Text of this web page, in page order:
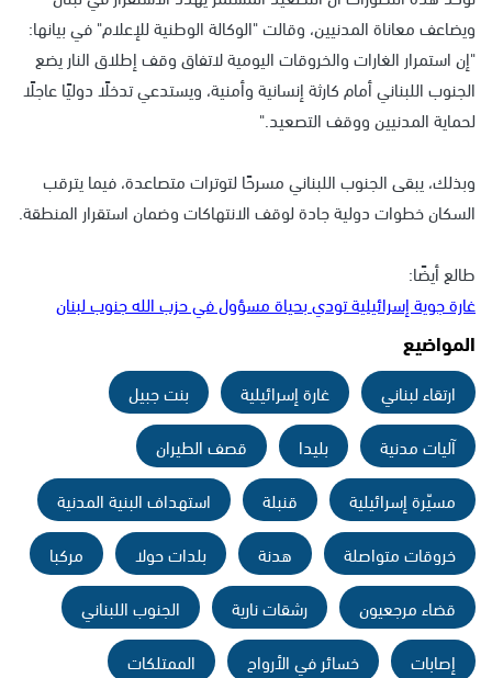
ويضاعف معاناة المدنيين، وقالت "الوكالة الوطنية للإعلام" في بيانها:
"إن استمرار الغارات والخروقات اليومية لاتفاق وقف إطلاق النار يضع
الجنوب اللبناني أمام كارثة إنسانية وأمنية، ويستدعي تدخلًا دوليًا عاجلًا
لحماية المدنيين ووقف التصعيد."
وبذلك، يبقى الجنوب اللبناني مسرحًا لتوترات متصاعدة، فيما يترقب
السكان خطوات دولية جادة لوقف الانتهاكات وضمان استقرار المنطقة.
طالع أيضًا:
غارة جوية إسرائيلية تودي بحياة مسؤول في حزب الله جنوب لبنان
المواضيع
ارتقاء لبناني غارة إسرائيلية
بنت جبيل
آليات مدنية
بليدا
قصف الطيران
مسيّرة إسرائيلية
قنبلة
استهداف البنية المدنية
خروقات متواصلة
هدنة بلدات حولا
مركبا
قضاء مرجعيون
رشقات نارية
الجنوب اللبناني
إصابات
خسائر في الأرواح الممتلكات